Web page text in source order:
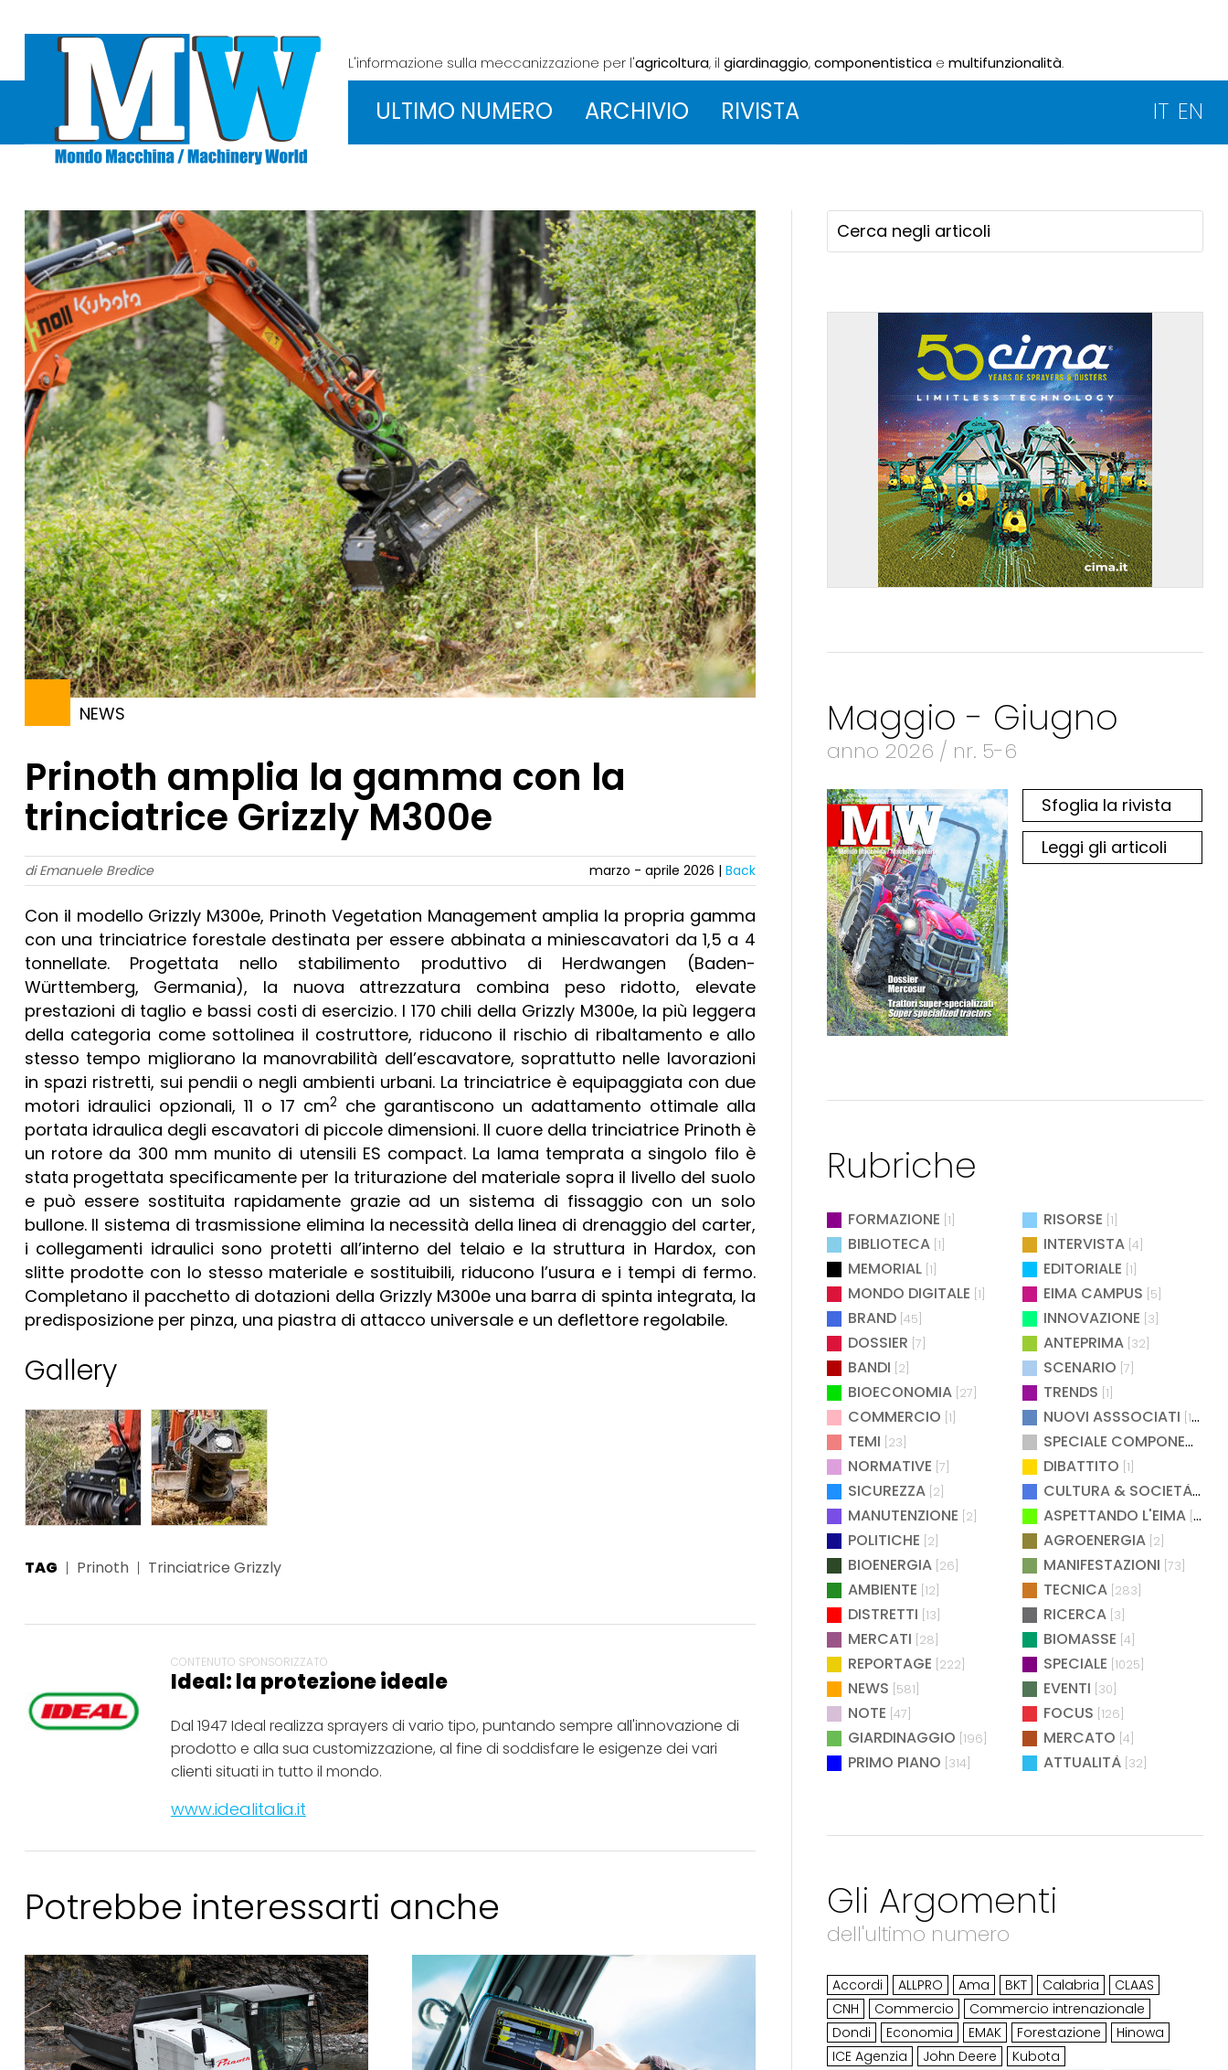
L'informazione sulla meccanizzazione per l'agricoltura, il giardinaggio,componentisticae multifunzionalità.
ULTIMO NUMERO ARCHIVIO RIVISTA IT EN
NEWS
Prinoth amplia la gamma con la
trinciatrice Grizzly M300e
di Emanuele Bredice marzo - aprile 2026 | Back
Con il modello Grizzly M300e, Prinoth Vegetation Management amplia la propria gamma
con una trinciatrice forestale destinata per essere abbinata a miniescavatori da 1,5 a 4
tonnellate. Progettata nello stabilimento produttivo di Herdwangen (Baden-
Württemberg, Germania), la nuova attrezzatura combina peso ridotto, elevate
prestazioni di taglio e bassi costi di esercizio. I 170 chili della Grizzly M300e, la più leggera
della categoria come sottolinea il costruttore, riducono il rischio di ribaltamento e allo
stesso tempo migliorano la manovrabilità dell’escavatore, soprattutto nelle lavorazioni
in spazi ristretti, sui pendii o negli ambienti urbani. La trinciatrice è equipaggiata con due
motori idraulici opzionali, 11 o 17 cm2 che garantiscono un adattamento ottimale alla
portata idraulica degli escavatori di piccole dimensioni. Il cuore della trinciatrice Prinoth è
un rotore da 300 mm munito di utensili ES compact. La lama temprata a singolo filo è
stata progettata specificamente per la triturazione del materiale sopra il livello del suolo
e può essere sostituita rapidamente grazie ad un sistema di fissaggio con un solo
bullone. Il sistema di trasmissione elimina la necessità della linea di drenaggio del carter,
i collegamenti idraulici sono protetti all’interno del telaio e la struttura in Hardox, con
slitte prodotte con lo stesso materiale e sostituibili, riducono l’usura e i tempi di fermo.
Completano il pacchetto di dotazioni della Grizzly M300e una barra di spinta integrata, la
predisposizione per pinza, una piastra di attacco universale e un deflettore regolabile.
Gallery
TAG Prinoth Trinciatrice Grizzly
CONTENUTO SPONSORIZZATO
Ideal: la protezione ideale
Dal 1947 Ideal realizza sprayers di vario tipo, puntando sempre all'innovazione di
prodotto e alla sua customizzazione, al fine di soddisfare le esigenze dei vari
clienti situati in tutto il mondo.
www.idealitalia.it
Potrebbe interessarti anche
Maggio - Giugno
anno 2026 / nr. 5-6
Sfoglia la rivista
Leggi gli articoli
Rubriche
FORMAZIONE [1] RISORSE [1]
BIBLIOTECA [1] INTERVISTA [4]
MEMORIAL [1] EDITORIALE [1]
MONDO DIGITALE [1] EIMA CAMPUS [5]
BRAND [45] INNOVAZIONE [3]
DOSSIER [7] ANTEPRIMA [32]
BANDI [2] SCENARIO [7]
BIOECONOMIA [27] TRENDS [1]
COMMERCIO [1] NUOVI ASSSOCIATI [15]
TEMI [23]
SPECIALE COMPONENTISTICA
NORMATIVE [7] DIBATTITO [1]
SICUREZZA [2] CULTURA & SOCIETÀ[2]
MANUTENZIONE [2] ASPETTANDO L'EIMA [4]
POLITICHE [2] AGROENERGIA [2]
BIOENERGIA [26] MANIFESTAZIONI [73]
AMBIENTE [12] TECNICA [283]
DISTRETTI [13] RICERCA [3]
MERCATI [28] BIOMASSE [4]
REPORTAGE [222] SPECIALE [1025]
NEWS [581] EVENTI [30]
NOTE [47] FOCUS [126]
GIARDINAGGIO [196] MERCATO [4]
PRIMO PIANO [314] ATTUALITÀ [32]
Gli Argomenti
dell'ultimo numero
Accordi ALLPRO Ama BKT Calabria
CLAAS
CNH
Commercio
Commercio intrenazionale
Dondi
Economia EMAK Forestazione
Hinowa
ICE Agenzia
John Deere
Kubota